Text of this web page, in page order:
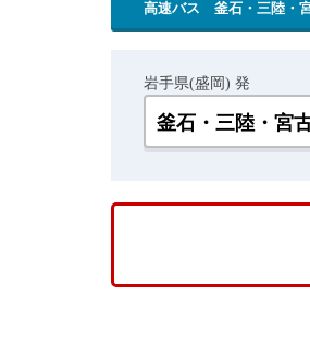
高速バス 釜石・三陸・
岩手県(盛岡) 発